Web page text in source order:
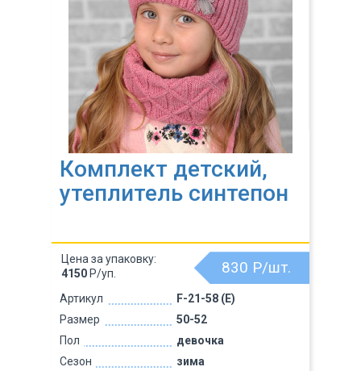
Комплект детский,
утеплитель синтепон
Артикул
F-21-58 (Е)
Размер
50-52
Пол
девочка
Сезон
зима
830 Р/шт.
Цена за упаковку:
4150 Р/уп.